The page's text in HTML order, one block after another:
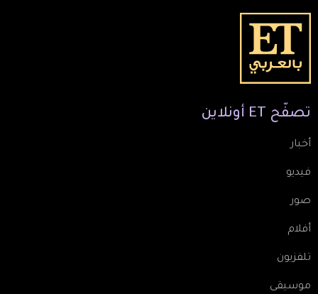
تصفّح ET أونلاين
أخبار
فيديو
صور
أفلام
تلفزيون
موسيقى